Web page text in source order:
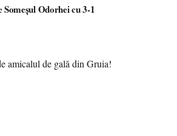
Someșul Odorhei cu 3-1